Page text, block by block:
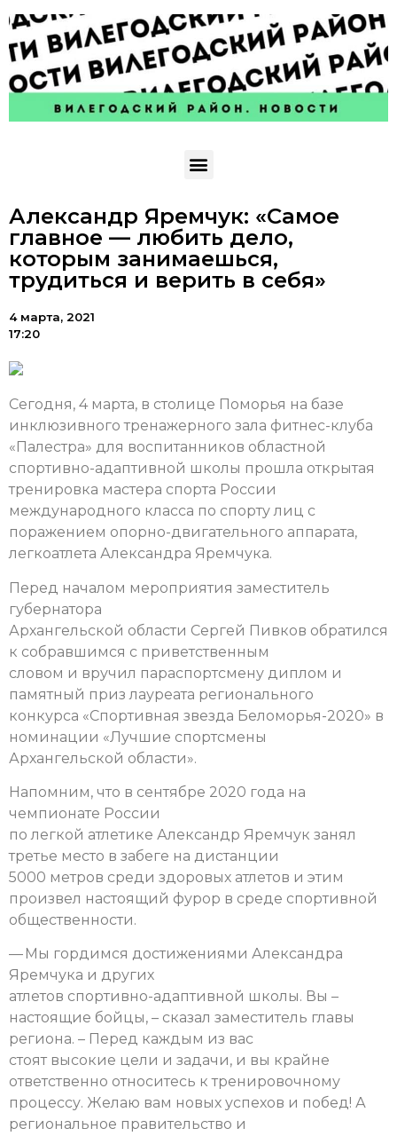
Александр Яремчук: «Самое
главное — любить дело,
которым занимаешься,
трудиться и верить в себя»
4 марта, 2021
17:20
Сегодня, 4 марта, в столице Поморья на базе
инклюзивного тренажерного зала фитнес-клуба
«Палестра» для воспитанников областной
спортивно-адаптивной школы прошла открытая
тренировка мастера спорта России
международного класса по спорту лиц с
поражением опорно-двигательного аппарата,
легкоатлета Александра Яремчука.
Перед началом мероприятия заместитель
губернатора
Архангельской области Сергей Пивков обратился
к собравшимся с приветственным
словом и вручил параспортсмену диплом и
памятный приз лауреата регионального
конкурса «Спортивная звезда Беломорья-2020» в
номинации «Лучшие спортсмены
Архангельской области».
Напомним, что в сентябре 2020 года на
чемпионате России
по легкой атлетике Александр Яремчук занял
третье место в забеге на дистанции
5000 метров среди здоровых атлетов и этим
произвел настоящий фурор в среде спортивной
общественности.
— Мы гордимся достижениями Александра
Яремчука и других
атлетов спортивно-адаптивной школы. Вы –
настоящие бойцы, – сказал заместитель главы
региона. – Перед каждым из вас
стоят высокие цели и задачи, и вы крайне
ответственно относитесь к тренировочному
процессу. Желаю вам новых успехов и побед! А
региональное правительство и